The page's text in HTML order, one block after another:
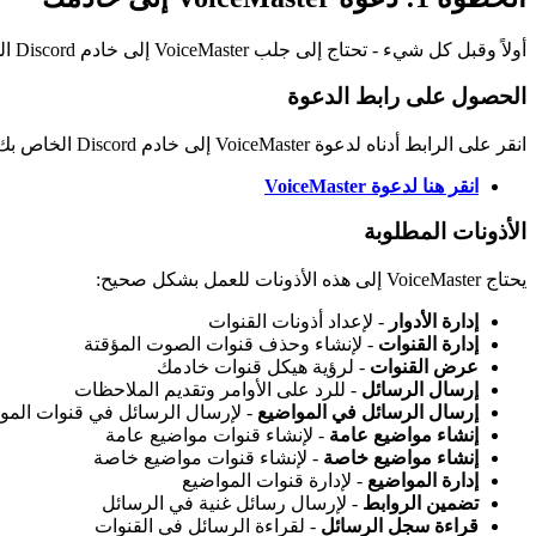
أولاً وقبل كل شيء - تحتاج إلى جلب VoiceMaster إلى خادم Discord الخاص بك. هذا هو الأساس لكل شيء آخر!
الحصول على رابط الدعوة
انقر على الرابط أدناه لدعوة VoiceMaster إلى خادم Discord الخاص بك:
انقر هنا لدعوة VoiceMaster
الأذونات المطلوبة
يحتاج VoiceMaster إلى هذه الأذونات للعمل بشكل صحيح:
إدارة الأدوار - لإعداد أذونات القنوات
إدارة القنوات - لإنشاء وحذف قنوات الصوت المؤقتة
عرض القنوات - لرؤية هيكل قنوات خادمك
إرسال الرسائل - للرد على الأوامر وتقديم الملاحظات
إرسال الرسائل في المواضيع - لإرسال الرسائل في قنوات
إنشاء مواضيع عامة - لإنشاء قنوات مواضيع عامة
إنشاء مواضيع خاصة - لإنشاء قنوات مواضيع خاصة
إدارة المواضيع - لإدارة قنوات المواضيع
تضمين الروابط - لإرسال رسائل غنية في الرسائل
قراءة سجل الرسائل - لقراءة الرسائل في القنوات